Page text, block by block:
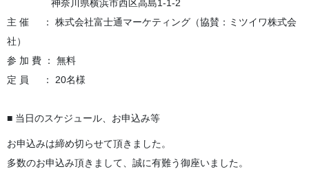
神奈川県横浜市西区高島1-1-2
主 催 ： 株式会社富士通マーケティング（協賛：ミツイワ株式会
社）
参 加 費 ： 無料
定 員 ： 20名様
■ 当日のスケジュール、お申込み等
お申込みは締め切らせて頂きました。
多数のお申込み頂きまして、誠に有難う御座いました。